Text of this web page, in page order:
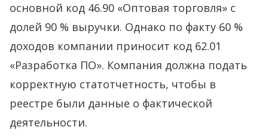
основной код 46.90 «Оптовая торговля» с
долей 90 % выручки. Однако по факту 60 %
доходов компании приносит код 62.01
«Разработка ПО». Компания должна подать
корректную статотчетность, чтобы в
реестре были данные о фактической
деятельности.